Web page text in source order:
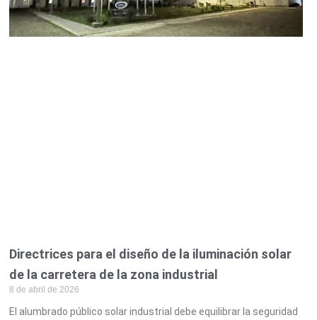
Directrices para el diseño de la iluminación solar
de la carretera de la zona industrial
8 de abril de 2026
El alumbrado público solar industrial debe equilibrar la seguridad